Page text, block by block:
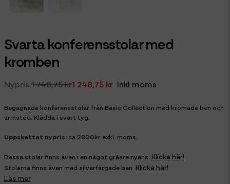
Svarta konferensstolar med
kromben
1 748,75 kr1 248,75 kr Inkl moms
Begagnade konferensstolar från Basic Collection med kromade ben och
armstöd. Klädda i svart tyg.
Uppskattat nypris: ca 2800kr exkl. moms.
Dessa stolar finns även i en något gråare nyans. Klicka här!
Stolarna finns även med silverfärgade ben. Klicka här!
Läs mer